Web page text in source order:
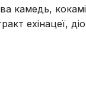
камедь,
ехінацеї,